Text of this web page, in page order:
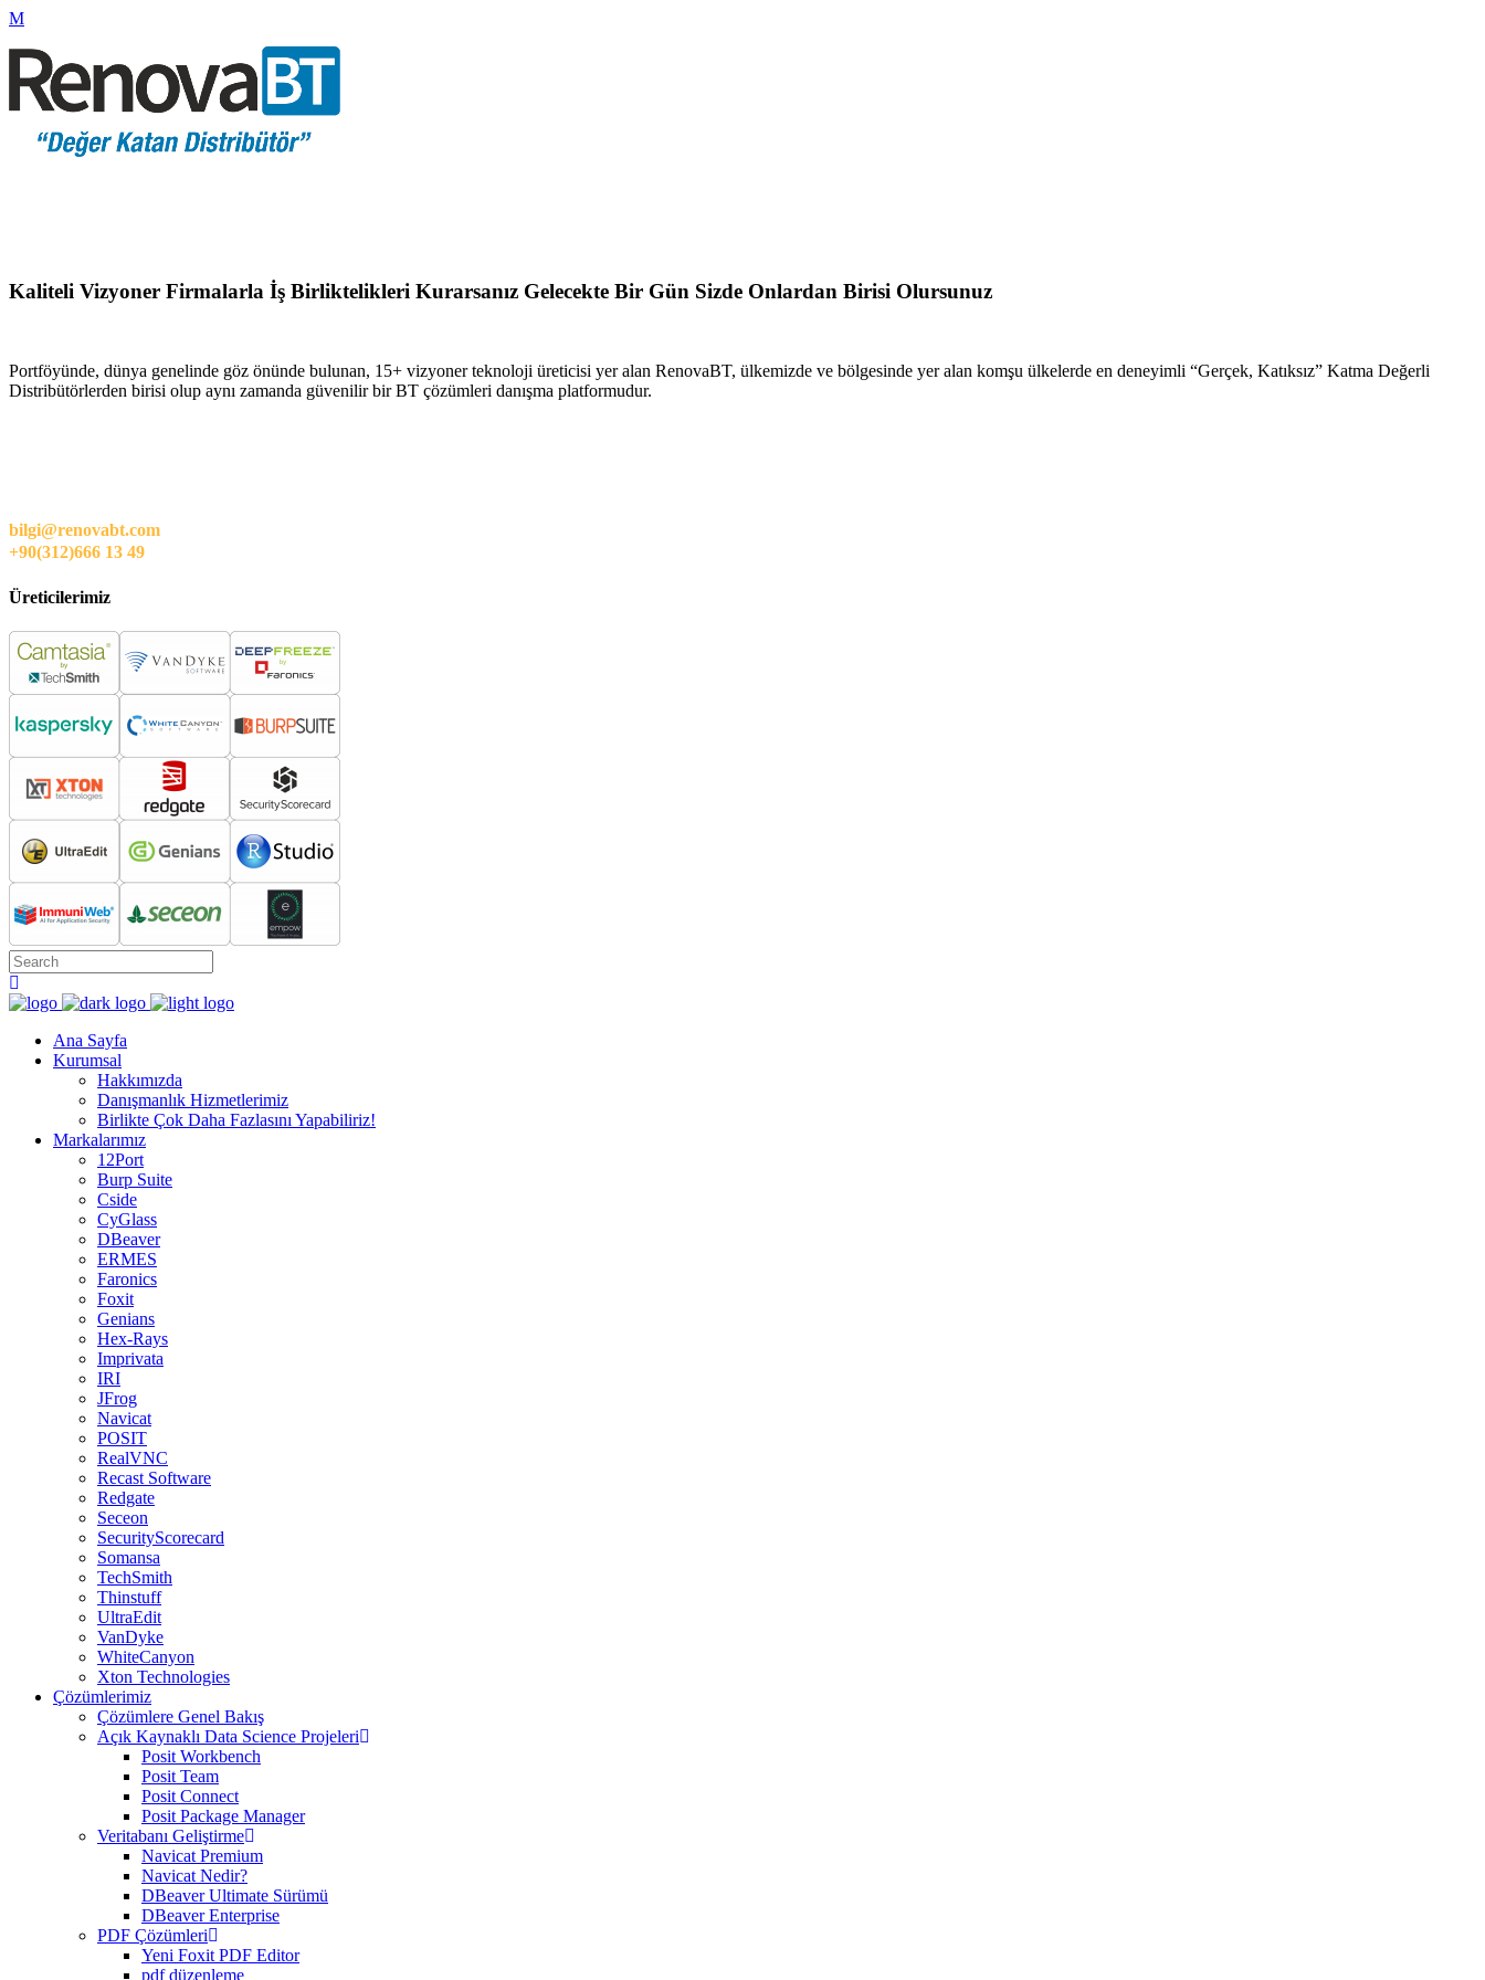
Kaliteli Vizyoner Firmalarla İş Birliktelikleri Kurarsanız Gelecekte Bir Gün Sizde Onlardan Birisi Olursunuz
Portföyünde, dünya genelinde göz önünde bulunan, 15+ vizyoner teknoloji üreticisi yer alan RenovaBT, ülkemizde ve bölgesinde yer alan komşu ülkelerde en deneyimli “Gerçek, Katıksız” Katma Değerli
Distribütörlerden birisi olup aynı zamanda güvenilir bir BT çözümleri danışma platformudur.
bilgi@renovabt.com
+90(312)666 13 49
Üreticilerimiz
Ana Sayfa
Kurumsal
Hakkımızda
Danışmanlık Hizmetlerimiz
Birlikte Çok Daha Fazlasını Yapabiliriz!
Markalarımız
12Port
Burp Suite
Cside
CyGlass
DBeaver
ERMES
Faronics
Foxit
Genians
Hex-Rays
Imprivata
IRI
JFrog
Navicat
POSIT
RealVNC
Recast Software
Redgate
Seceon
SecurityScorecard
Somansa
TechSmith
Thinstuff
UltraEdit
VanDyke
WhiteCanyon
Xton Technologies
Çözümlerimiz
Çözümlere Genel Bakış
Açık Kaynaklı Data Science Projeleri
Posit Workbench
Posit Team
Posit Connect
Posit Package Manager
Veritabanı Geliştirme
Navicat Premium
Navicat Nedir?
DBeaver Ultimate Sürümü
DBeaver Enterprise
PDF Çözümleri
Yeni Foxit PDF Editor
pdf düzenleme